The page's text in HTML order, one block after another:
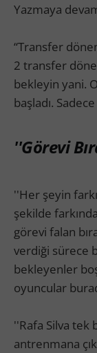
Yazmaya
“Transfer
2 transfer
bekleyin yani.
başladı.
''Görevi
''Her şeyin
şekilde
görevi falan
verdiği sürece
bekleyenler
oyuncular
''Rafa Silva tek
antrenmana